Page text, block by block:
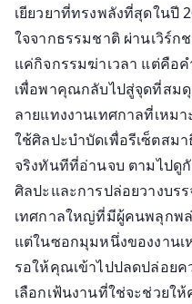
ถือ
พู่กัน:
แรง
บันดาล
ใจ
จาก
ธรรมชาติ
ผ่าน
เวิร์
กช
อป
ศิลปะ
เยียวยาที่ทรงพลังที่สุดในปี
ใจจากธรรมชาติ ผ่านเวิร์ก
แค่กิจกรรมฆ่าเวลา แต่คือ
เพื่อพาคุณกลับไปสู่จุดที่สม
ลายแทงงานเทศกาลที่เหม
ใช้ศิลปะบำบัดเพื่อรีเซ็ตสม
จริงทันทีที่อ่านจบ ตามไปดู
ศิลปะและการปล่อยวางบร
เทศกาลใหญ่ที่มีผู้คนพลุกพ
แต่ในซอกมุมหนึ่งของงาน
รอให้คุณเข้าไปปลดปล่อยค
เลือกเฟ้นงานที่ใช่จะช่วยใ